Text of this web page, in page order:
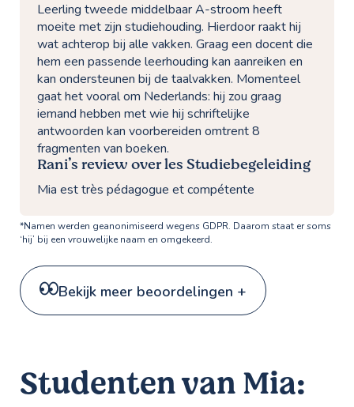
Leerling tweede middelbaar A-stroom heeft
moeite met zijn studiehouding. Hierdoor raakt hij
wat achterop bij alle vakken. Graag een docent die
hem een passende leerhouding kan aanreiken en
kan ondersteunen bij de taalvakken. Momenteel
gaat het vooral om Nederlands: hij zou graag
iemand hebben met wie hij schriftelijke
antwoorden kan voorbereiden omtrent 8
fragmenten van boeken.
Rani’s review over les Studiebegeleiding
Mia est très pédagogue et compétente
*Namen werden geanonimiseerd wegens GDPR. Daarom staat er soms
‘hij’ bij een vrouwelijke naam en omgekeerd.
Bekijk meer beoordelingen +
Studenten van Mia: